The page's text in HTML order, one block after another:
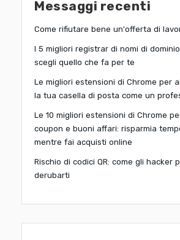
Messaggi recenti
Come rifiutare bene un'offerta di
I 5 migliori registrar di nomi di
scegli quello che fa per te
Le migliori estensioni di Chrome per
la tua casella di posta come un
Le 10 migliori estensioni di Chrome
coupon e buoni affari: risparmia
mentre fai acquisti online
Rischio di codici QR: come gli hacker
derubarti